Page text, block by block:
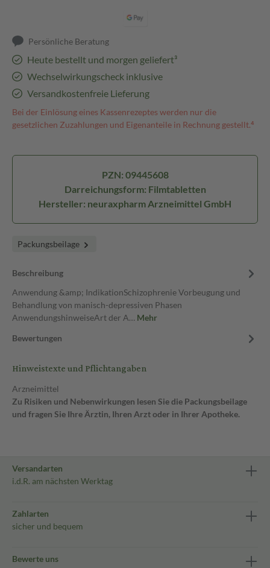
Persönliche Beratung
Heute bestellt und morgen geliefert³
Wechselwirkungscheck inklusive
Versandkostenfreie Lieferung
Bei der Einlösung eines Kassenrezeptes werden nur die
gesetzlichen Zuzahlungen und Eigenanteile in Rechnung gestellt.⁴
PZN: 09445608
Darreichungsform: Filmtabletten
Hersteller: neuraxpharm Arzneimittel GmbH
Packungsbeilage
Beschreibung
Anwendung &amp; IndikationSchizophrenie Vorbeugung und
Behandlung von manisch-depressiven Phasen
AnwendungshinweiseArt der A… Mehr
Bewertungen
Hinweistexte und Pflichtangaben
Arzneimittel
Zu Risiken und Nebenwirkungen lesen Sie die Packungsbeilage
und fragen Sie Ihre Ärztin, Ihren Arzt oder in Ihrer Apotheke.
Versandarten
i.d.R. am nächsten Werktag
Zahlarten
sicher und bequem
Bewerte uns